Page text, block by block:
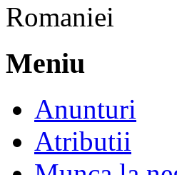
Meniu
Anunturi
Atributii